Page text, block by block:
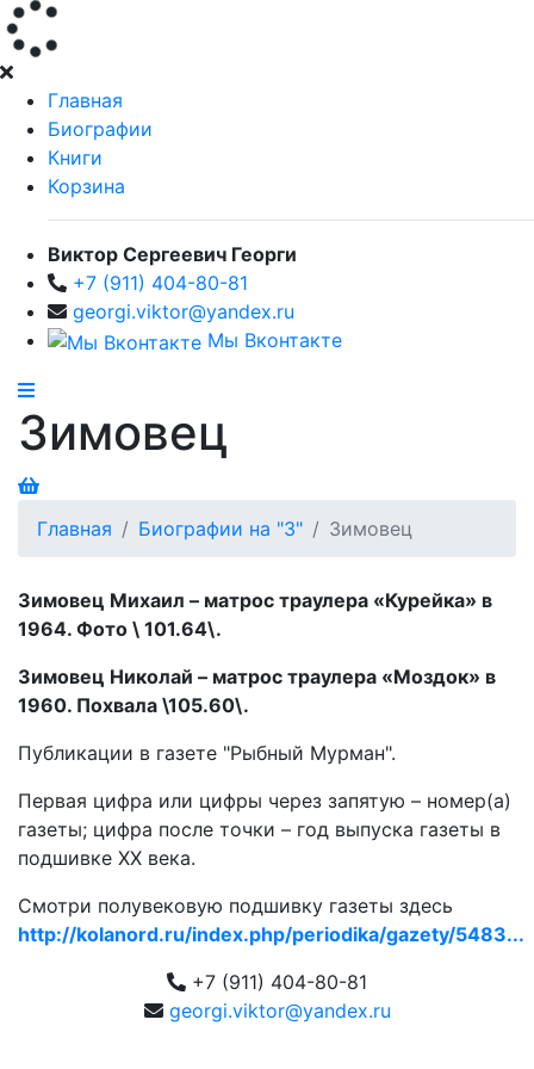
Главная
Биографии
Книги
Корзина
Виктор Сергеевич Георги
+7 (911) 404-80-81
georgi.viktor@yandex.ru
Мы Вконтакте
Зимовец
Главная Биографии на "З" Зимовец
Зимовец Михаил – матрос траулера «Курейка» в
1964. Фото \ 101.64\.
Зимовец Николай – матрос траулера «Моздок» в
1960. Похвала \105.60\.
Публикации в газете "Рыбный Мурман".
Первая цифра или цифры через запятую – номер(а)
газеты; цифра после точки – год выпуска газеты в
подшивке ХХ века.
Смотри полувековую подшивку газеты здесь
http://kolanord.ru/index.php/periodika/gazety/5483...
+7 (911) 404-80-81
georgi.viktor@yandex.ru